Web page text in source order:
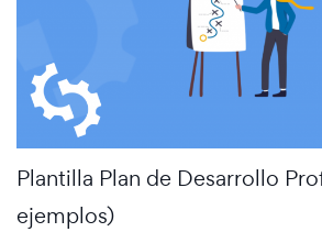
Plantilla Plan de Desarrollo
ejemplos)